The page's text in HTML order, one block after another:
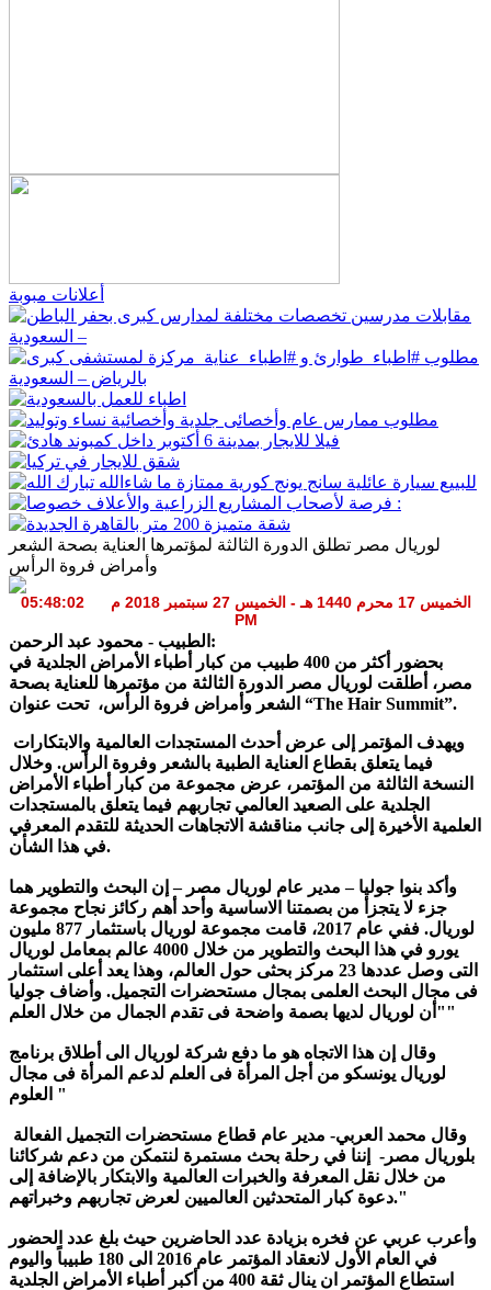
أعلانات مبوبة
لوريال مصر تطلق الدورة الثالثة لمؤتمرها العناية بصحة الشعر
وأمراض فروة الرأس
الخميس 17 محرم 1440 هـ - الخميس 27 سبتمبر 2018 م 05:48:02
PM
الطبيب - محمود عبد الرحمن:
بحضور أكثر من 400 طبيب من كبار أطباء الأمراض الجلدية في
مصر، أطلقت لوريال مصر الدورة الثالثة من مؤتمرها للعناية بصحة
الشعر وأمراض فروة الرأس، تحت عنوان “The Hair Summit”.
فيما يتعلق بقطاع العناية الطبية بالشعر وفروة الرأس. وخلال
النسخة الثالثة من المؤتمر، عرض مجموعة من كبار أطباء الأمراض
الجلدية على الصعيد العالمي تجاربهم فيما يتعلق بالمستجدات
العلمية الأخيرة إلى جانب مناقشة الاتجاهات الحديثة للتقدم المعرفي
في هذا الشأن.
وأكد بنوا جوليا – مدير عام لوريال مصر – إن البحث والتطوير هما
جزء لا يتجزأ من بصمتنا الاساسية وأحد أهم ركائز نجاح مجموعة
لوريال. ففي عام 2017، قامت مجموعة لوريال باستثمار 877 مليون
يورو في هذا البحث والتطوير من خلال 4000 عالم بمعامل لوريال
التى وصل عددها 23 مركز بحثى حول العالم، وهذا يعد أعلى استثمار
فى مجال البحث العلمى بمجال مستحضرات التجميل. وأضاف جوليا
"أن لوريال لديها بصمة واضحة فى تقدم الجمال من خلال العلم"
وقال إن هذا الاتجاه هو ما دفع شركة لوريال الى أطلاق برنامج
لوريال يونسكو من أجل المرأة فى العلم لدعم المرأة فى مجال
العلوم "
بلوريال مصر- إننا في رحلة بحث مستمرة لنتمكن من دعم شركائنا
من خلال نقل المعرفة والخبرات العالمية والابتكار بالإضافة إلى
دعوة كبار المتحدثين العالميين لعرض تجاربهم وخبراتهم."
وأعرب عربي عن فخره بزيادة عدد الحاضرين حيث بلغ عدد الحضور
في العام الأول لانعقاد المؤتمر عام 2016 الى 180 طبيباً واليوم
استطاع المؤتمر ان ينال ثقة 400 من أكبر أطباء الأمراض الجلدية